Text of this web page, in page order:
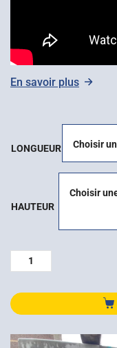
En savoir plus
LONGUEUR
HAUTEUR